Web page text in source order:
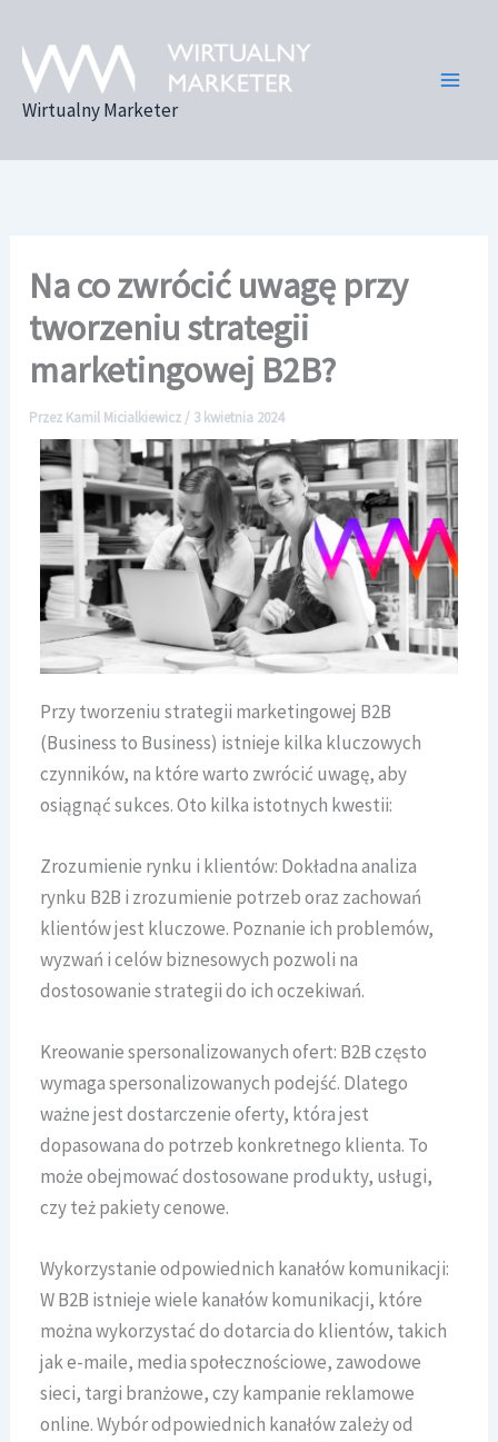
treści
Wirtualny Marketer
Na co zwrócić uwagę przy
tworzeniu strategii
marketingowej B2B?
Przez Kamil Micialkiewicz / 3 kwietnia 2024
Przy tworzeniu strategii marketingowej B2B
(Business to Business) istnieje kilka kluczowych
czynników, na które warto zwrócić uwagę, aby
osiągnąć sukces. Oto kilka istotnych kwestii:
Zrozumienie rynku i klientów: Dokładna analiza
rynku B2B i zrozumienie potrzeb oraz zachowań
klientów jest kluczowe. Poznanie ich problemów,
wyzwań i celów biznesowych pozwoli na
dostosowanie strategii do ich oczekiwań.
Kreowanie spersonalizowanych ofert: B2B często
wymaga spersonalizowanych podejść. Dlatego
ważne jest dostarczenie oferty, która jest
dopasowana do potrzeb konkretnego klienta. To
może obejmować dostosowane produkty, usługi,
czy też pakiety cenowe.
Wykorzystanie odpowiednich kanałów komunikacji:
W B2B istnieje wiele kanałów komunikacji, które
można wykorzystać do dotarcia do klientów, takich
jak e-maile, media społecznościowe, zawodowe
sieci, targi branżowe, czy kampanie reklamowe
online. Wybór odpowiednich kanałów zależy od